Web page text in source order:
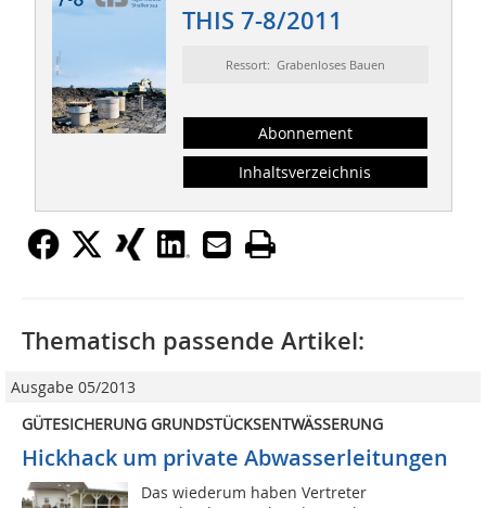
THIS 7-8/2011
Ressort: Grabenloses Bauen
Abonnement
Inhaltsverzeichnis
Thematisch passende Artikel:
Ausgabe 05/2013
GÜTESICHERUNG GRUNDSTÜCKSENTWÄSSERUNG
Hickhack um private Abwasserleitungen
Das wiederum haben Vertreter